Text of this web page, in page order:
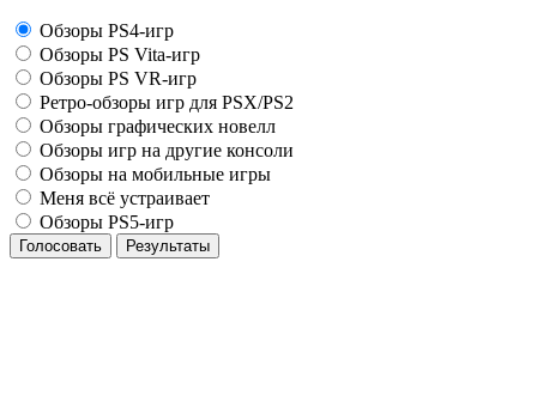
Обзоры PS4-игр
Обзоры PS Vita-игр
Обзоры PS VR-игр
Ретро-обзоры игр для PSX/PS2
Обзоры графических новелл
Обзоры игр на другие консоли
Обзоры на мобильные игры
Меня всё устраивает
Обзоры PS5-игр
Голосовать Результаты